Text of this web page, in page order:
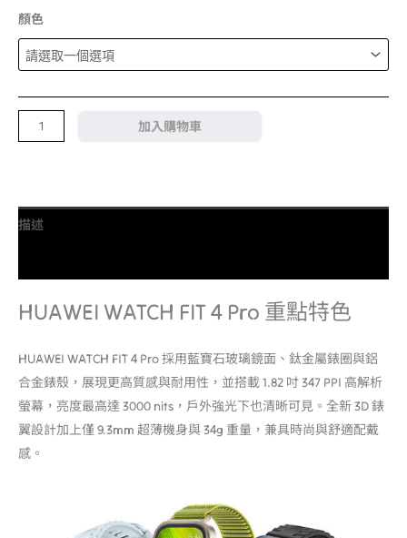
顏色
錶
數
量
加入購物車
描述
HUAWEI WATCH FIT 4 Pro 重點特色
HUAWEI WATCH FIT 4 Pro 採用藍寶石玻璃鏡面、鈦金屬錶圈與鋁
合金錶殼，展現更高質感與耐用性，並搭載 1.82 吋 347 PPI 高解析
螢幕，亮度最高達 3000 nits，戶外強光下也清晰可見。全新 3D 錶
翼設計加上僅 9.3mm 超薄機身與 34g 重量，兼具時尚與舒適配戴
感。